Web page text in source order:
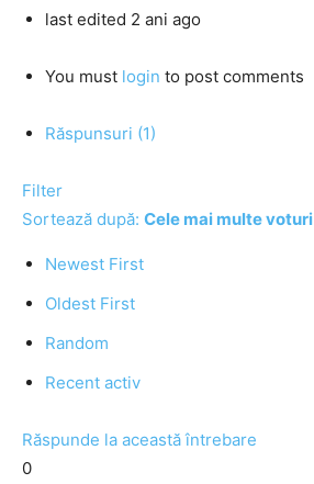
last edited 2 ani ago
You must login to post comments
Răspunsuri (1)
Filter
Sortează după: Cele mai multe voturi
Newest First
Oldest First
Random
Recent activ
Răspunde la această întrebare
0